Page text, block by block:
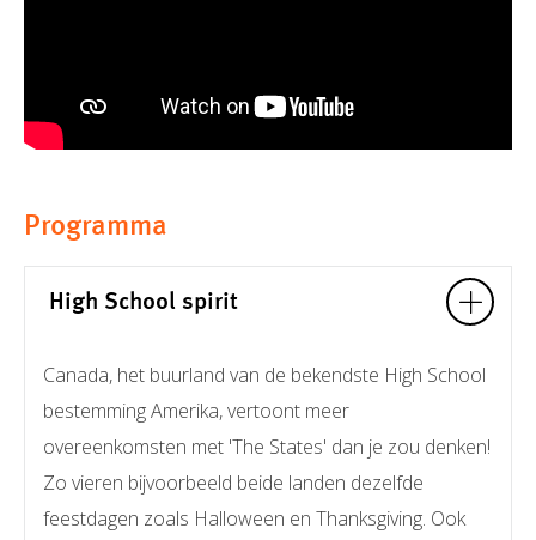
Programma
High School spirit
Canada, het buurland van de bekendste High School
bestemming Amerika, vertoont meer
overeenkomsten met 'The States' dan je zou denken!
Zo vieren bijvoorbeeld beide landen dezelfde
feestdagen zoals Halloween en Thanksgiving. Ook